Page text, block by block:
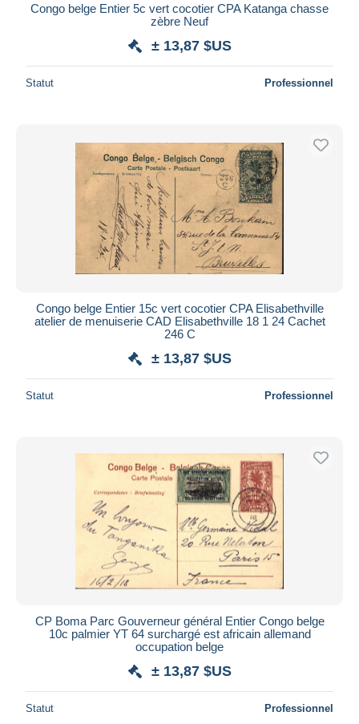
Congo belge Entier 5c vert cocotier CPA Katanga chasse
zèbre Neuf
± 13,87 $US
Statut Professionnel
Congo belge Entier 15c vert cocotier CPA Elisabethville
atelier de menuiserie CAD Elisabethville 18 1 24 Cachet
246 C
± 13,87 $US
Statut Professionnel
CP Boma Parc Gouverneur général Entier Congo belge
10c palmier YT 64 surchargé est africain allemand
occupation belge
± 13,87 $US
Statut Professionnel